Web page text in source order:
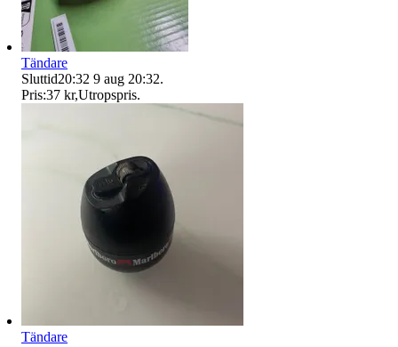
Tändare
Sluttid20:32 9 aug 20:32.
Pris:37 kr,Utropspris.
Tändare